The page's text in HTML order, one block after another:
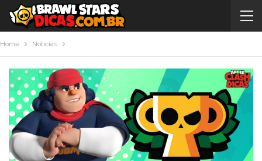
Home Noticias